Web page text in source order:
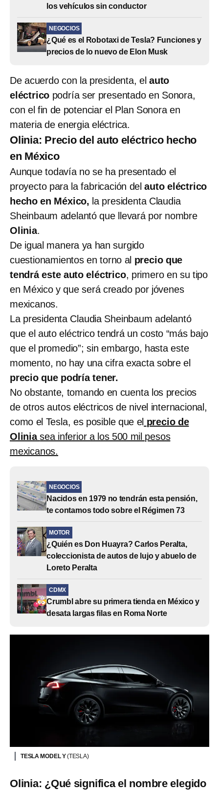
los vehículos sin conductor
NEGOCIOS
¿Qué es el Robotaxi de Tesla? Funciones y
precios de lo nuevo de Elon Musk
De acuerdo con la presidenta, el auto
eléctrico podría ser presentado en Sonora,
con el fin de potenciar el Plan Sonora en
materia de energia eléctrica.
Olinia: Precio del auto eléctrico hecho
en México
Aunque todavía no se ha presentado el
proyecto para la fabricación delauto eléctrico
hecho en México, la presidenta Claudia
Sheinbaum adelantó que llevará por nombre
Olinia.
De igual manera ya han surgido
cuestionamientos en torno al precio que
tendrá este auto eléctrico, primero en su tipo
en México y que será creado por jóvenes
mexicanos.
La presidenta Claudia Sheinbaum adelantó
que el auto eléctrico tendrá un costo “más bajo
que el promedio”; sin embargo, hasta este
momento, no hay una cifra exacta sobre el
precio que podría tener.
No obstante, tomando en cuenta los precios
de otros autos eléctricos de nivel internacional,
como el Tesla, es posible que el precio de
Oliniasea inferior a los 500 mil pesos
mexicanos.
NEGOCIOS
Nacidos en 1979 no tendrán esta pensión,
te contamos todo sobre el Régimen 73
MOTOR
¿Quién es Don Huayra? Carlos Peralta,
coleccionista de autos de lujo y abuelo de
Loreto Peralta
CDMX
Crumbl abre su primera tienda en México y
desata largas filas en Roma Norte
TESLA MODEL Y(TESLA)
Olinia: ¿Qué significa el nombre elegido